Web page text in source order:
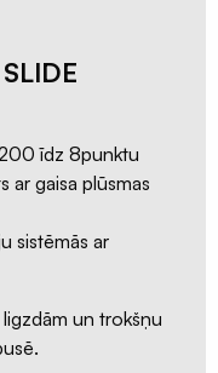
īdz 8punktu
ar gaisa plūsmas
sistēmās ar
un trokšņu